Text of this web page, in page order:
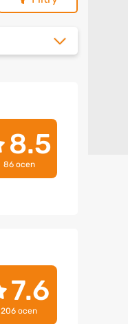
8.5
86 ocen
7.6
206 ocen